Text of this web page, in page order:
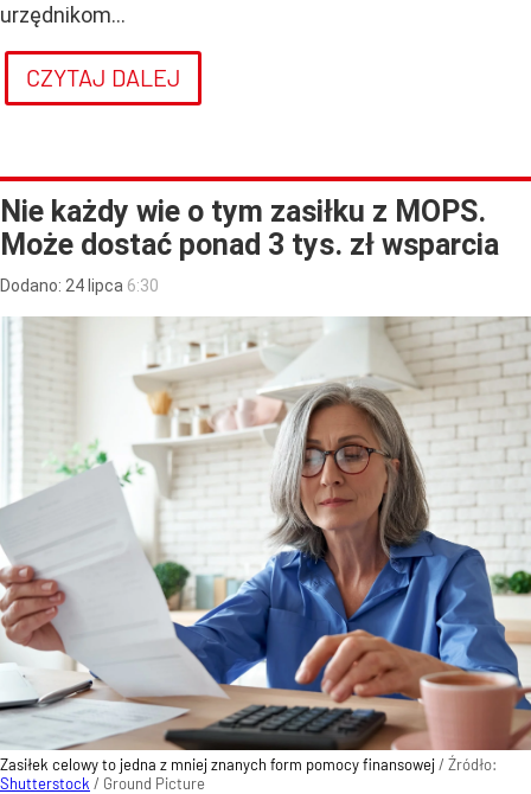
urzędnikom...
CZYTAJ DALEJ
Nie każdy wie o tym zasiłku z MOPS.
Może dostać ponad 3 tys. zł wsparcia
Dodano: 24 lipca 6:30
Zasiłek celowy to jedna z mniej znanych form pomocy finansowej/ Źródło:
Shutterstock / Ground Picture